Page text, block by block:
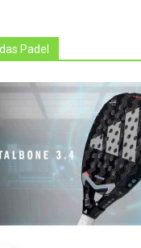
Padel